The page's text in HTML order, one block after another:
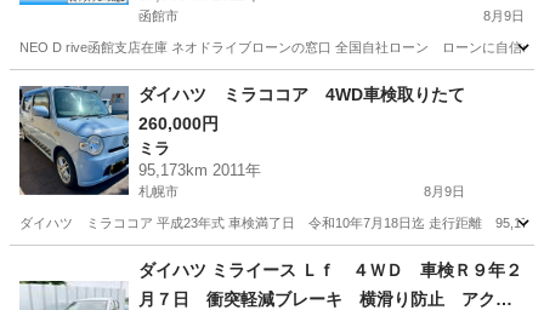
函館市 8月9日
NEO D rive函館支店在庫 ネオドライブローンの窓口 全国自社ローン ローンに自信
北海道 函館市 ムーヴ ローン
ダイハツ ミラココア 4WD車検取りたて
260,000円
ミラ
95,173km 2011年
札幌市 8月9日
ダイハツ ミラココア 平成23年式 車検満了日 令和10年7月18日迄 走行距離 95,173
ミラ
ダイハツ ミライース Ｌｆ ４ＷＤ 車検Ｒ９年２
月７日 衝突軽減ブレーキ 横滑り防止 アクセ